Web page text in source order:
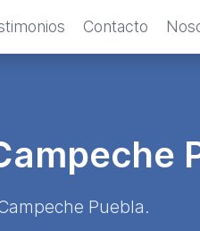
Contacto
Puebla.